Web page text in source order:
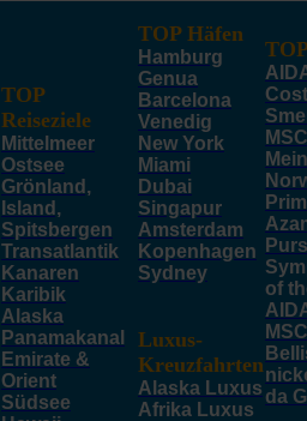
TOP
Reiseziele
Mittelmeer
Ostsee
Grönland,
Island,
Spitsbergen
Transatlantik
Kanaren
Karibik
Alaska
Panamakanal
Emirate &
Orient
Südsee
TOP Häfen
Hamburg
Genua
Barcelona
Venedig
New York
Miami
Dubai
Singapur
Amsterdam
Kopenhagen
Sydney
Luxus-
Kreuzfahrten
Alaska Luxus
Afrika Luxus
of
MSC
da